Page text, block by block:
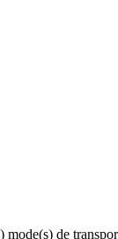
de